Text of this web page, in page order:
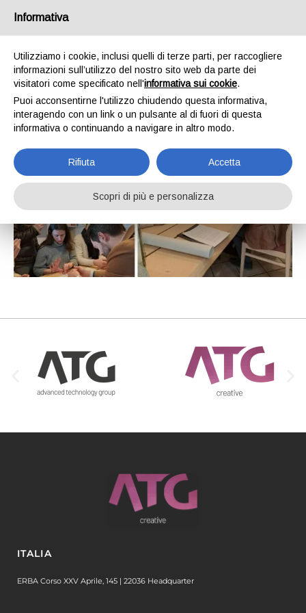
ITALIA
ERBA Corso XXV Aprile, 145 | 22036 Headquarter
Informativa
Utilizziamo i cookie, inclusi quelli di terze parti, per raccogliere
informazioni sull’utilizzo del nostro sito web da parte dei
visitatori come specificato nell'informativa sui cookie.
Puoi acconsentirne l'utilizzo chiudendo questa informativa,
interagendo con un link o un pulsante al di fuori di questa
informativa o continuando a navigare in altro modo.
Rifiuta Accetta
Scopri di più e personalizza